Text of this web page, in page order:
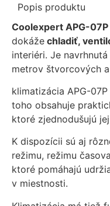
Popis produktu
Coolexpert APG-07P
dokáže chladiť,
interiéri. Je
metrov štvorcových a
klimatizácia APG-
toho obsahuje
ktoré zjednodušujú
K dispozícii sú aj
režimu, režimu
ktoré pomáhajú
v miestnosti.